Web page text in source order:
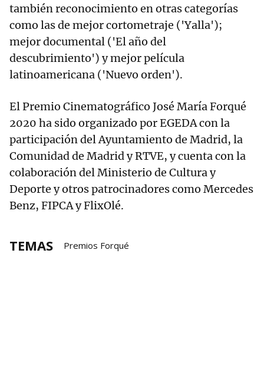
también reconocimiento en otras categorías
como las de mejor cortometraje ('Yalla');
mejor documental ('El año del
descubrimiento') y mejor película
latinoamericana ('Nuevo orden').
El Premio Cinematográfico José María Forqué
2020 ha sido organizado por EGEDA con la
participación del Ayuntamiento de Madrid, la
Comunidad de Madrid y RTVE, y cuenta con la
colaboración del Ministerio de Cultura y
Deporte y otros patrocinadores como Mercedes
Benz, FIPCA y FlixOlé.
TEMAS Premios Forqué